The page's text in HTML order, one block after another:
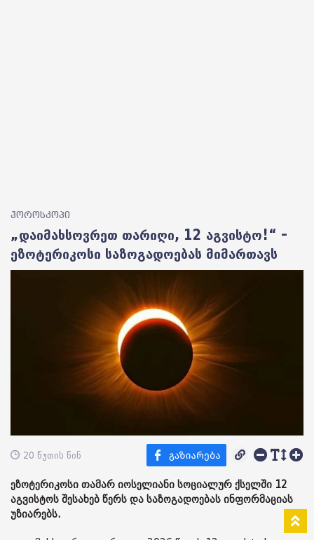
ჰოროსკოპი
„დაიმახსოვრეთ თარიღი, 12 აგვისტო!“ –
ეზოტერიკოსი საზოგადოებას მიმართავს
20 წუთის წინ
ეზოტერიკოსი თამარ იოსელიანი სოციალურ ქსელში 12
აგვისტოს შესახებ წერს და საზოგადოებას ინფორმაციას
უზიარებს.